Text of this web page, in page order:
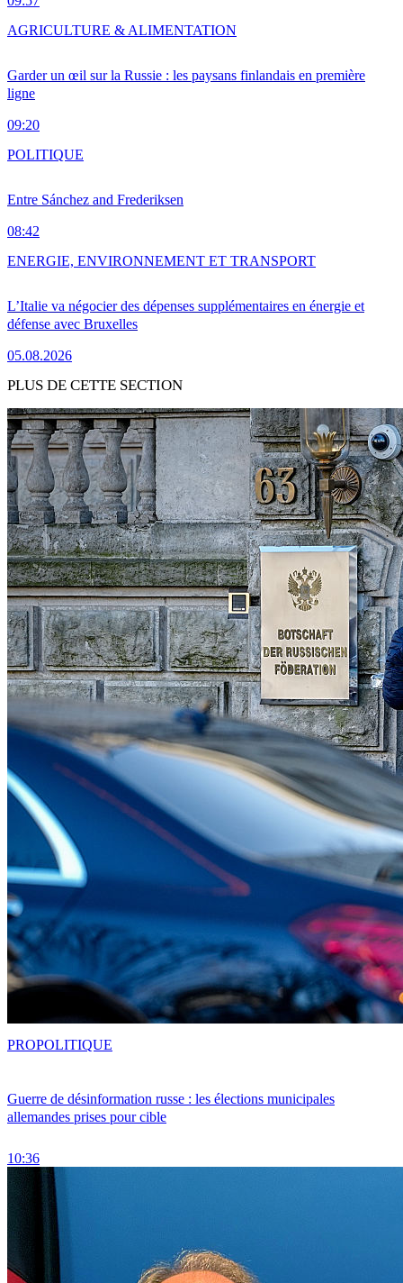
Garder un œil sur la Russie : les paysans finlandais en première
ligne
09:20
AGRICULTURE & ALIMENTATION
Entre Sánchez and Frederiksen
08:42
POLITIQUE
L’Italie va négocier des dépenses supplémentaires en énergie et
défense avec Bruxelles
05.08.2026
ENERGIE, ENVIRONNEMENT ET TRANSPORT
PLUS DE CETTE SECTION
Guerre de désinformation russe : les élections municipales
allemandes prises pour cible
10:36
PROPOLITIQUE